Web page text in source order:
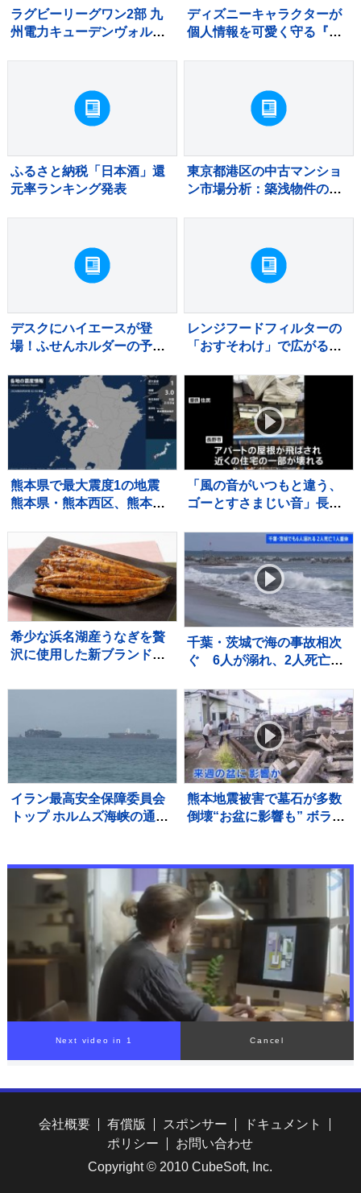
ラグビーリーグワン2部 九
州電力キューデンヴォルテ
ディズニーキャラクターが
個人情報を可愛く守る『カ
ふるさと納税「日本酒」還
元率ランキング発表
東京都港区の中古マンショ
ン市場分析：築浅物件の滞
デスクにハイエースが登
場！ふせんホルダーの予約
レンジフードフィルターの
「おすそわけ」で広がる予
熊本県で最大震度1の地震
熊本県・熊本西区、熊本南
美里町、甲佐町
「風の音がいつもと違う、
ゴーとすさまじい音」長野
住宅損壊 最大瞬間風速19.9
メートル記録
希少な浜名湖産うなぎを贅
沢に使用した新ブランド
千葉・茨城で海の事故相次
ぐ 6人が溺れ、2人死亡・
イラン最高安全保障委員会
トップ ホルムズ海峡の通航
除など要求
熊本地震被害で墓石が多数
倒壊“お盆に影響も” ボラン
は」
Next video in 1 Cancel
会社概要 有償版 スポンサー
ドキュメント
ポリシー
お問い合わせ
Copyright © 2010 CubeSoft, Inc.